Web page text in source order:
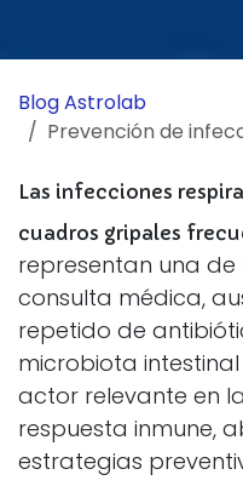
Blog Astrolab
Prevención de
Las infecciones
cuadros gripales
representan una
consulta médica,
repetido de
microbiota
actor relevante en
respuesta inmune,
estrategias